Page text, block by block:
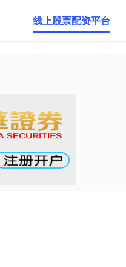
线上股票配资平台